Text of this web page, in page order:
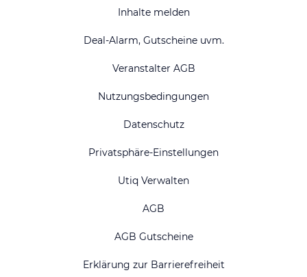
Inhalte melden
Deal-Alarm, Gutscheine uvm.
Veranstalter AGB
Nutzungsbedingungen
Datenschutz
Privatsphäre-Einstellungen
Utiq Verwalten
AGB
AGB Gutscheine
Erklärung zur Barrierefreiheit